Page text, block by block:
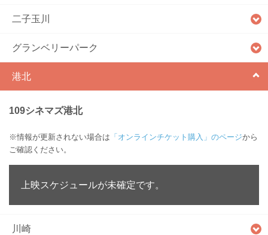
二子玉川
グランベリーパーク
港北
109シネマズ港北
※情報が更新されない場合は 「オンラインチケット購入」のページから
ご確認ください。
上映スケジュールが未確定です。
川崎